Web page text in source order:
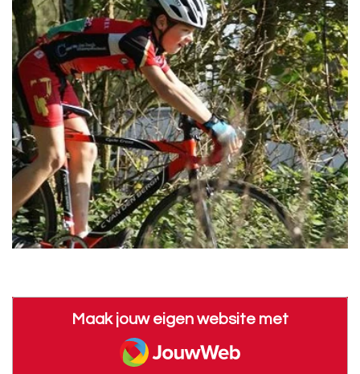
Maak jouw eigen website met
JouwWeb